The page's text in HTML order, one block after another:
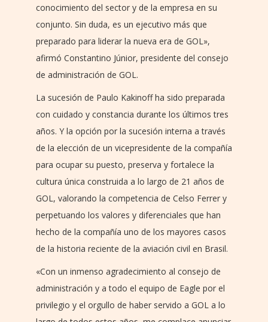
conocimiento del sector y de la empresa en su
conjunto. Sin duda, es un ejecutivo más que
preparado para liderar la nueva era de GOL»,
afirmó Constantino Júnior, presidente del consejo
de administración de GOL.
La sucesión de Paulo Kakinoff ha sido preparada
con cuidado y constancia durante los últimos tres
años. Y la opción por la sucesión interna a través
de la elección de un vicepresidente de la compañía
para ocupar su puesto, preserva y fortalece la
cultura única construida a lo largo de 21 años de
GOL, valorando la competencia de Celso Ferrer y
perpetuando los valores y diferenciales que han
hecho de la compañía uno de los mayores casos
de la historia reciente de la aviación civil en Brasil.
«Con un inmenso agradecimiento al consejo de
administración y a todo el equipo de Eagle por el
privilegio y el orgullo de haber servido a GOL a lo